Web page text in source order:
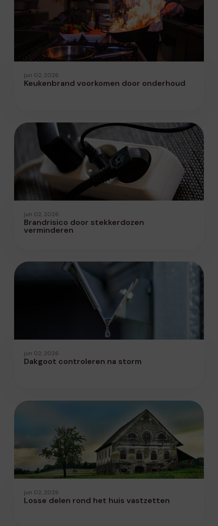
jun 02, 2026
Keukenbrand voorkomen door onderhoud
jun 02, 2026
Brandrisico door stekkerdozen
verminderen
jun 02, 2026
Dakgoot controleren na storm
jun 02, 2026
Losse delen rond het huis vastzetten